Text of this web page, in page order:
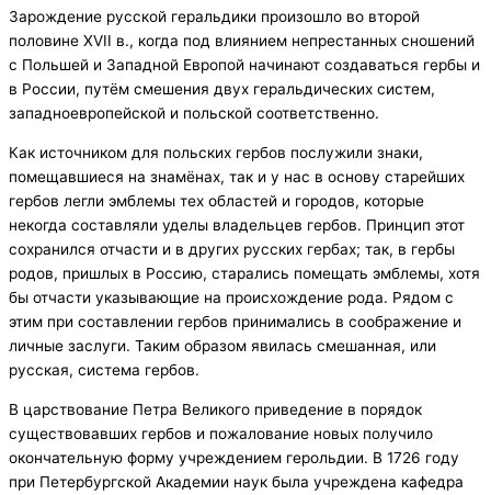
Зарождение русской геральдики произошло во второй
половине XVII в., когда под влиянием непрестанных сношений
с Польшей и Западной Европой начинают создаваться гербы и
в России, путём смешения двух геральдических систем,
западноевропейской и польской соответственно.
Как источником для польских гербов послужили знаки,
помещавшиеся на знамёнах, так и у нас в основу старейших
гербов легли эмблемы тех областей и городов, которые
некогда составляли уделы владельцев гербов. Принцип этот
сохранился отчасти и в других русских гербах; так, в гербы
родов, пришлых в Россию, старались помещать эмблемы, хотя
бы отчасти указывающие на происхождение рода. Рядом с
этим при составлении гербов принимались в соображение и
личные заслуги. Таким образом явилась смешанная, или
русская, система гербов.
В царствование Петра Великого приведение в порядок
существовавших гербов и пожалование новых получило
окончательную форму учреждением герольдии. В 1726 году
при Петербургской Академии наук была учреждена кафедра